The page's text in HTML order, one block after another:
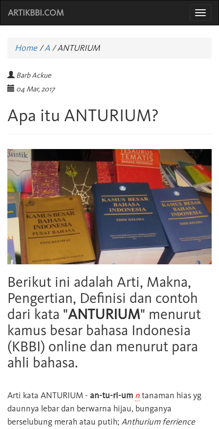
ARTIKBBI.COM
Home/A /ANTURIUM
Barb Ackue
04 Mar, 2017
Apa itu ANTURIUM?
Berikut ini adalah Arti, Makna,
Pengertian, Definisi dan contoh
dari kata "ANTURIUM" menurut
kamus besar bahasa Indonesia
(KBBI) online dan menurut para
ahli bahasa.
Arti kata ANTURIUM - an-tu-ri-um ntanaman hias yg
daunnya lebar dan berwarna hijau, bunganya
berselubung merah atau putih; Anthurium ferrience